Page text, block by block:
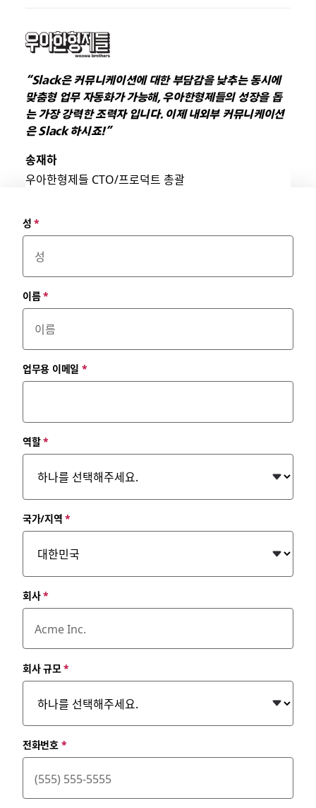
“Slack은 커뮤니케이션에 대한 부담감을 낮추는 동시에
맞춤형 업무 자동화가 가능해, 우아한형제들의 성장을 돕
는 가장 강력한 조력자 입니다. 이제 내외부 커뮤니케이션
은 Slack 하시죠!”
송재하
우아한형제들 CTO/프로덕트 총괄
성 *
이름*
업무용 이메일 *
역할*
국가/지역 *
회사*
회사 규모 *
전화번호*